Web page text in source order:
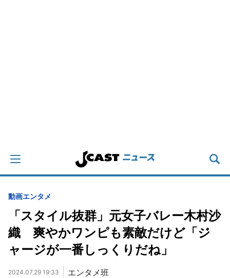
動画エンタメ
「スタイル抜群」元女子バレー木村沙
織 爽やかワンピも素敵だけど「ジ
ャージが一番しっくりだね」
2024.07.29 19:33 エンタメ班